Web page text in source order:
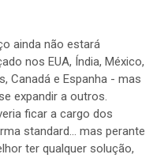
ainda não estará
nos EUA, Índia, México,
Canadá e Espanha - mas
expandir a outros.
ficar a cargo dos
standard... mas perante
ter qualquer solução,